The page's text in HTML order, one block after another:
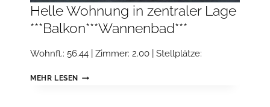
Helle Wohnung in zentraler Lage
***Balkon***Wannenbad***
Wohnfl.: 56.44 | Zimmer: 2.00 | Stellplätze:
MEHR LESEN
HELLE